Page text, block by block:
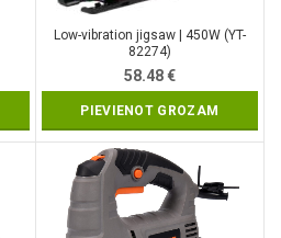
Low-vibration jigsaw | 450W (YT-
82274)
58.48€
PIEVIENOT GROZAM